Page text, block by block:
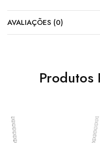
AVALIAÇÕES (0)
Produtos